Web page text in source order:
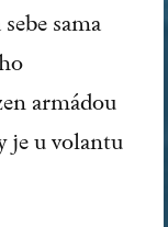
sama
armádou
je u volantu